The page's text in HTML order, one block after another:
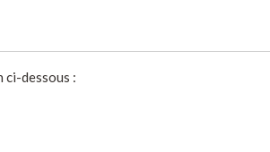
ci-dessous :